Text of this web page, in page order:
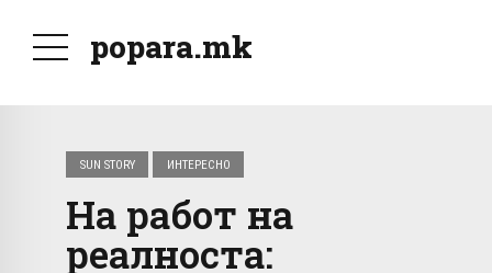
popara.mk
SUN STORY ИНТЕРЕСНО
На работ на
реалноста: